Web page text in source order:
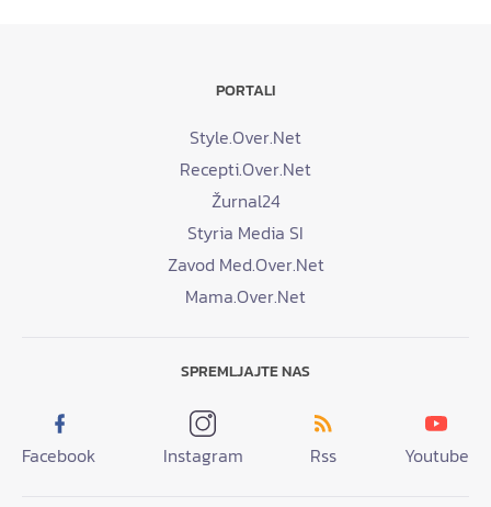
PORTALI
Style.Over.Net
Recepti.Over.Net
Žurnal24
Styria Media SI
Zavod Med.Over.Net
Mama.Over.Net
SPREMLJAJTE NAS
Facebook Instagram Rss Youtube